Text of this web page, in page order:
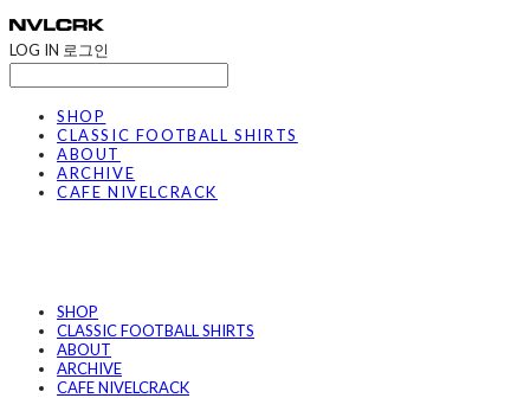
LOG IN 로그인
SHOP
CLASSIC FOOTBALL SHIRTS
ABOUT
ARCHIVE
CAFE NIVELCRACK
SHOP
CLASSIC FOOTBALL SHIRTS
ABOUT
ARCHIVE
CAFE NIVELCRACK